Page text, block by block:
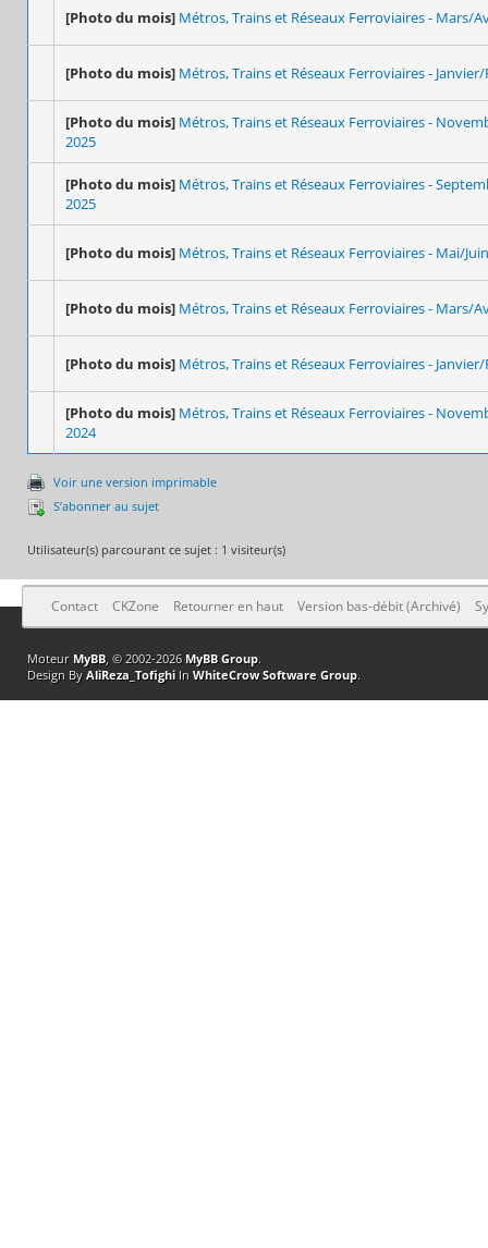
[Photo du mois] Métros, Trains et Réseaux Ferroviaires - Mars/
[Photo du mois] Métros, Trains et Réseaux Ferroviaires -
[Photo du mois] Métros, Trains et Réseaux Ferroviaires -
2025
[Photo du mois] Métros, Trains et Réseaux Ferroviaires -
2025
[Photo du mois] Métros, Trains et Réseaux Ferroviaires - Mai/
[Photo du mois] Métros, Trains et Réseaux Ferroviaires - Mars/
[Photo du mois] Métros, Trains et Réseaux Ferroviaires -
[Photo du mois] Métros, Trains et Réseaux Ferroviaires -
2024
Voir une version imprimable
S’abonner au sujet
Utilisateur(s) parcourant ce sujet : 1 visiteur(s)
Contact CKZone Retourner en haut Version bas-débit (Archivé)
Moteur MyBB, © 2002-2026 MyBB Group.
Design By AliReza_TofighiIn WhiteCrow Software Group.